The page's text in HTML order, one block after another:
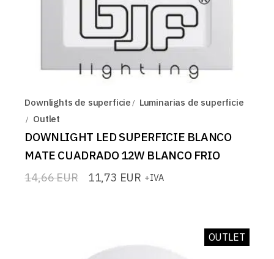
Downlights de superficie
Luminarias de superficie
Outlet
DOWNLIGHT LED SUPERFICIE BLANCO
MATE CUADRADO 12W BLANCO FRIO
14,66EUR
El 11,73 EUR
El +IVA
OUTLET